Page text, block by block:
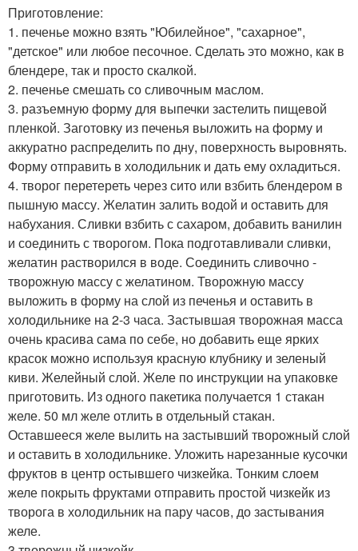
Приготовление:
1. печенье можно взять "Юбилейное", "сахарное",
"детское" или любое песочное. Сделать это можно, как в
блендере, так и просто скалкой.
2. печенье смешать со сливочным маслом.
3. разъемную форму для выпечки застелить пищевой
пленкой. Заготовку из печенья выложить на форму и
аккуратно распределить по дну, поверхность выровнять.
Форму отправить в холодильник и дать ему охладиться.
4. творог перетереть через сито или взбить блендером в
пышную массу. Желатин залить водой и оставить для
набухания. Сливки взбить с сахаром, добавить ванилин
и соединить с творогом. Пока подготавливали сливки,
желатин растворился в воде. Соединить сливочно -
творожную массу с желатином. Творожную массу
выложить в форму на слой из печенья и оставить в
холодильнике на 2-3 часа. Застывшая творожная масса
очень красива сама по себе, но добавить еще ярких
красок можно используя красную клубнику и зеленый
киви. Желейный слой. Желе по инструкции на упаковке
приготовить. Из одного пакетика получается 1 стакан
желе. 50 мл желе отлить в отдельный стакан.
Оставшееся желе вылить на застывший творожный слой
и оставить в холодильнике. Уложить нарезанные кусочки
фруктов в центр остывшего чизкейка. Тонким слоем
желе покрыть фруктами отправить простой чизкейк из
творога в холодильник на пару часов, до застывания
желе.